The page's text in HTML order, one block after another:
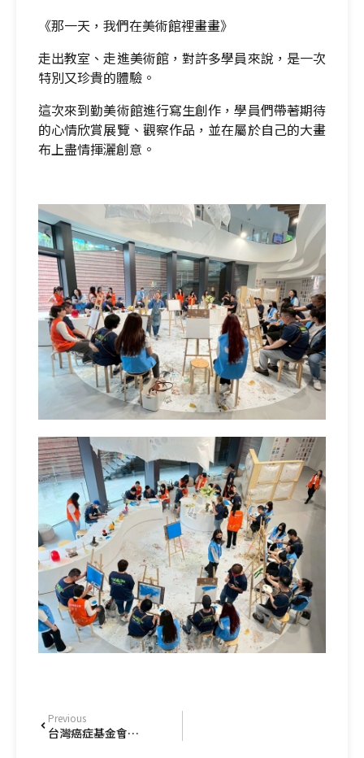
《那一天，我們在美術館裡畫畫》
走出教室、走進美術館，對許多學員來說，是一次
特別又珍貴的體驗。
這次來到勤美術館進行寫生創作，學員們帶著期待
的心情欣賞展覽、觀察作品，並在屬於自己的大畫
布上盡情揮灑創意。
Previous
台灣癌症基金會 第19屆十大抗癌鬥士頒獎典禮